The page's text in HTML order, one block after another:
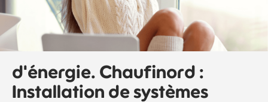
d'énergie. Chaufinord :
Installation de systèmes